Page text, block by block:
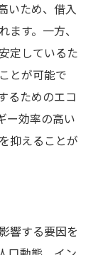
いため、借入
す。一方、
定しているた
とが可能で
るためのエコ
ー効率の高い
抑えることが
響する要因を